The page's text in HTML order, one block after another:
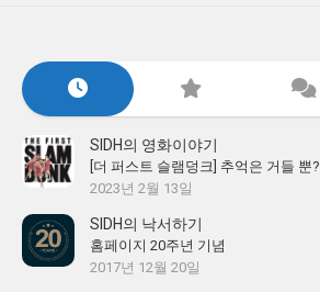
SIDH의 영화이야기
[더 퍼스트 슬램덩크] 추억은 거들 뿐?
2023년 2월 13일
SIDH의 낙서하기
홈페이지 20주년 기념
2017년 12월 20일